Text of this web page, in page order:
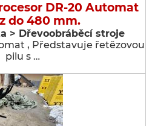
DR-20 Automat
do 480 mm.
> Dřevoobráběcí stroje
, Představuje řetězovou
pilu s …